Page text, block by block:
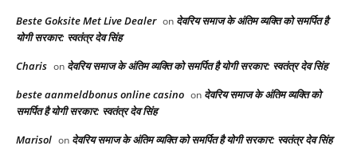
Beste Goksite Met Live Dealer on देवरिय समाज के अंतिम व्यक्ति को समर्पित है
योगी सरकार: स्वतंत्र देव सिंह
Charis on देवरिय समाज के अंतिम व्यक्ति को समर्पित है योगी सरकार: स्वतंत्र देव सिंह
beste aanmeldbonus online casino on देवरिय समाज के अंतिम व्यक्ति को
समर्पित है योगी सरकार: स्वतंत्र देव सिंह
Marisol on देवरिय समाज के अंतिम व्यक्ति को समर्पित है योगी सरकार: स्वतंत्र देव सिंह